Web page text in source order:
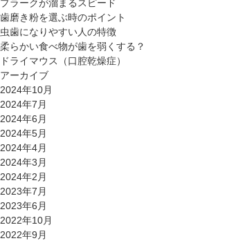
プラークが溜まるスピード
歯磨き粉を選ぶ時のポイント
虫歯になりやすい人の特徴
柔らかい食べ物が歯を弱くする？
ドライマウス（口腔乾燥症）
アーカイブ
2024年10月
2024年7月
2024年6月
2024年5月
2024年4月
2024年3月
2024年2月
2023年7月
2023年6月
2022年10月
2022年9月